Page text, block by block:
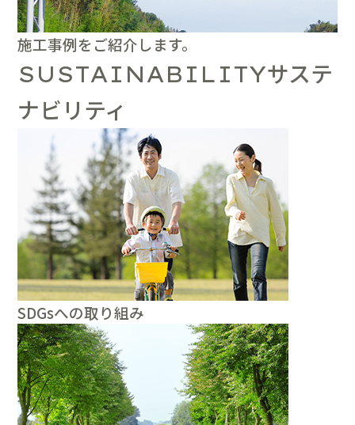
施工事例をご紹介します。
SUSTAINABILITYサステ
ナビリティ
SDGsへの取り組み